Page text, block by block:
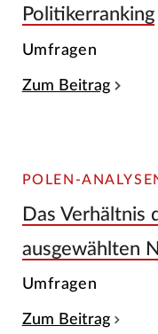
Politikerranking
Umfragen
Zum Beitrag
POLEN-
Das Verhältnis
ausgewählten
Umfragen
Zum Beitrag